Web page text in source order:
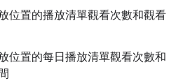
位置的播放清單觀看次數和觀看
位置的每日播放清單觀看次數和